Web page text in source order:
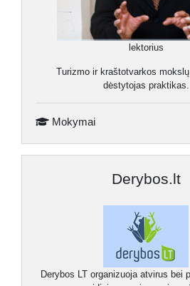
Hiperbolizuotas puolimas
Jo jėgos panaudojimas
Galimi sprendimai
36.
Kitos prasmės suteikimas
Kalbėkite apie save
lektorius
Turizmo ir kraštotvarkos mokslų
dėstytojas praktikas.
Mokymai
Derybos.lt
Derybos LT organizuoja atvirus bei